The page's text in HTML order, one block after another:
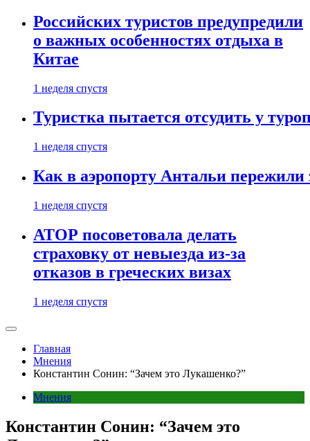
Российских туристов предупредили
о важных особенностях отдыха в
Китае
1 неделя спустя
Туристка пытается отсудить у
1 неделя спустя
Как в аэропорту Антальи
1 неделя спустя
АТОР посоветовала делать
страховку от невыезда из-за
отказов в греческих визах
1 неделя спустя
Главная
Мнения
Константин Сонин: “Зачем это Лукашенко?”
Мнения
Константин Сонин: “Зачем это